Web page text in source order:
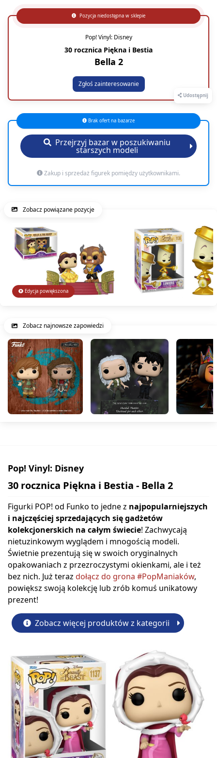
Udostępnij
Pozycja niedostępna w sklepie
Pop! Vinyl: Disney
30 rocznica Piękna i Bestia
Bella 2
Zgłoś zainteresowanie
Brak ofert na bazarze
Przejrzyj bazar w poszukiwaniu
starszych modeli
Zakup i sprzedaż figurek pomiędzy użytkownikami.
Zobacz powiązane pozycje
Edycja powiększona
Zobacz najnowsze zapowiedzi
Pop! Vinyl: Disney
30 rocznica Piękna i Bestia - Bella 2
Figurki POP! od Funko to jedne z najpopularniejszych
i najczęściej sprzedających się gadżetów
kolekcjonerskich na całym świecie! Zachwycają
nietuzinkowym wyglądem i mnogością modeli.
Świetnie prezentują się w swoich oryginalnych
opakowaniach z przezroczystymi okienkami, ale i też
bez nich. Już teraz dołącz do grona #PopManiaków,
powiększ swoją kolekcję lub zrób komuś unikatowy
prezent!
Zobacz więcej produktów z kategorii